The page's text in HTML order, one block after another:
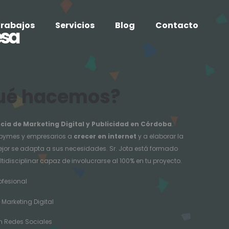
Servicios Blog Contacto
hacemos?
de Marketing Digital y Publicidad en Córdoba.
y empresarios a crecer en internet y a elaborar la
se adapta a sus necesidades. Sr. Jota está formado
capaz de involucrarse al 100% en tu proyecto.
Digital
Redes Sociales